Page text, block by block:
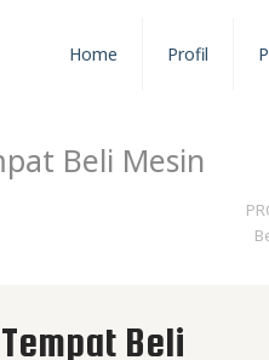
Home Profil
Beli Mesin
Beli